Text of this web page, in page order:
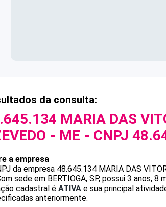
da consulta:
MARIA DAS
- ME - CNPJ
a empresa
da empresa 48.645.134 MARIA DAS
sede em BERTIOGA, SP, possui 3 anos,
cadastral é ATIVA e sua principal
anteriormente.